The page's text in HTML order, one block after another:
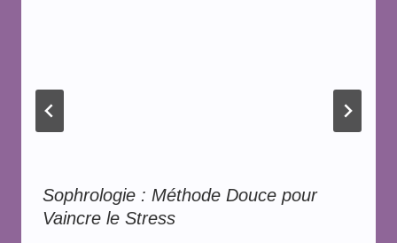
Sophrologie : Méthode Douce pour
Vaincre le Stress